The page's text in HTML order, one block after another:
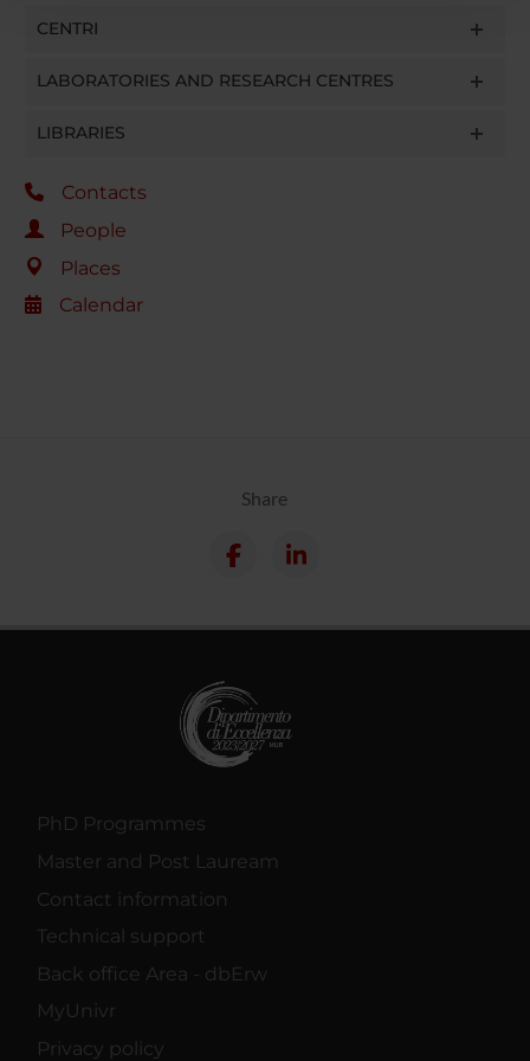
raccolto dal tuo utilizzo dei loro servizi.
CENTRI
LABORATORIES AND RESEARCH CENTRES
LIBRARIES
Contacts
People
Places
Calendar
Share
PhD Programmes
Master and Post Lauream
Contact information
Technical support
Back office Area - dbErw
MyUnivr
Privacy policy